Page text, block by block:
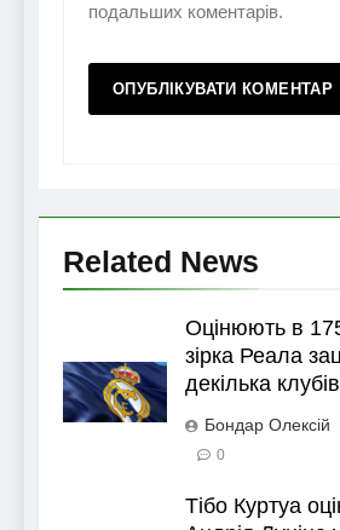
подальших коментарів.
Related News
Оцінюють в
зірка Реала
декілька
Бондар Олексій
0
Тібо Куртуа